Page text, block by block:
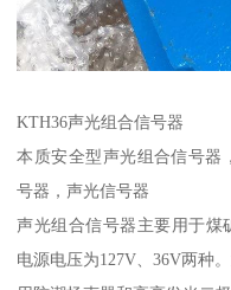
KTH36声光组合信号器
本质安全型声光组合信号器
号器，声光信号器
声光组合信号器主要用于煤
电源电压为127V、36V两种